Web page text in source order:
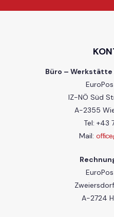
Büro –
IZ-NÖ Süd
A-2355
Tel: +43
Mail:
A-2724